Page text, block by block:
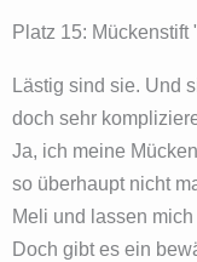
Platz 15: Mückenstift
Lästig sind sie. Und
doch sehr
Ja, ich meine
so überhaupt nicht
Meli und lassen
Doch gibt es ein